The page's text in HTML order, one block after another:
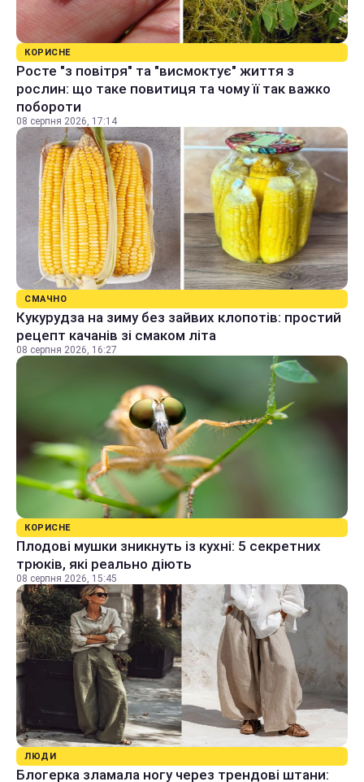
КОРИСНЕ
Росте "з повітря" та "висмоктує" життя з
рослин: що таке повитиця та чому її так важко
побороти
08 серпня 2026, 17:14
СМАЧНО
Кукурудза на зиму без зайвих клопотів: простий
рецепт качанів зі смаком літа
08 серпня 2026, 16:27
КОРИСНЕ
Плодові мушки зникнуть із кухні: 5 секретних
трюків, які реально діють
08 серпня 2026, 15:45
ЛЮДИ
Блогерка зламала ногу через трендові штани: